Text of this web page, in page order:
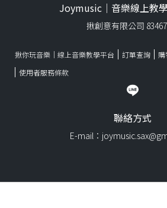
Joymusic｜音樂線上教
揪創意有限公司
揪你玩音樂｜線上音樂教學平台 訂單查詢
使用者服務條款
聯絡方式
E-mail：